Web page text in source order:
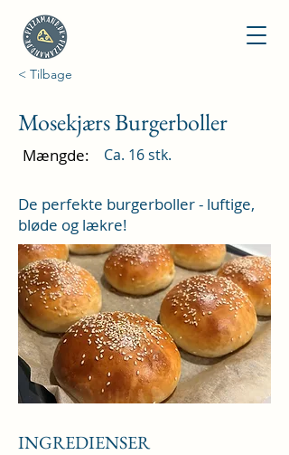
< Tilbage
Mosekjærs Burgerboller
Mængde: Ca. 16 stk.
De perfekte burgerboller - luftige,
bløde og lækre!
INGREDIENSER